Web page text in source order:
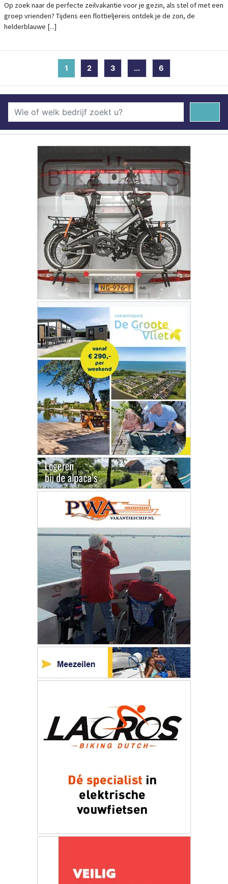
Op zoek naar de perfecte zeilvakantie voor je gezin, als stel of met een
groep vrienden? Tijdens een flottieljereis ontdek je de zon, de
helderblauwe [...]
1 (current)
2 3 ... 6